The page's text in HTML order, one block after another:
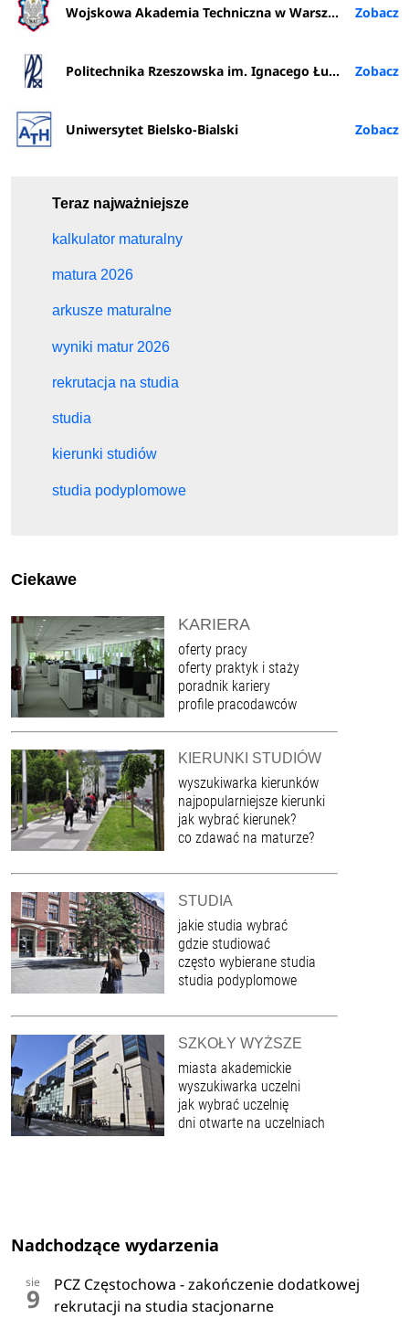
Wojskowa Akademia Techniczna w Warszawie
Politechnika Rzeszowska im. Ignacego Łukasiewicza
Uniwersytet Bielsko-Bialski
Teraz najważniejsze
kalkulator maturalny
matura 2026
arkusze maturalne
wyniki matur 2026
rekrutacja na studia
studia
kierunki studiów
studia podyplomowe
Ciekawe
KARIERA
oferty pracy
oferty praktyk i staży
poradnik kariery
profile pracodawców
KIERUNKI STUDIÓW
wyszukiwarka kierunków
najpopularniejsze kierunki
jak wybrać kierunek?
co zdawać na maturze?
STUDIA
jakie studia wybrać
gdzie studiować
często wybierane studia
studia podyplomowe
SZKOŁY WYŻSZE
miasta akademickie
wyszukiwarka uczelni
jak wybrać uczelnię
dni otwarte na uczelniach
Nadchodzące wydarzenia
sie
9
PCZ Częstochowa - zakończenie dodatkowej
rekrutacji na studia stacjonarne